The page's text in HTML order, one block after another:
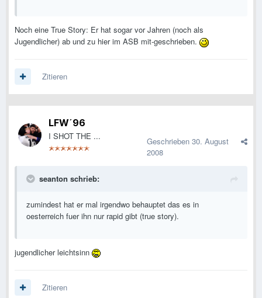
Noch eine True Story: Er hat sogar vor Jahren (noch als
Jugendlicher) ab und zu hier im ASB mit-geschrieben.
Zitieren
LFW´96
I SHOT THE ... Geschrieben 30. August
2008
seanton schrieb:
zumindest hat er mal irgendwo behauptet das es in
oesterreich fuer ihn nur rapid gibt (true story).
jugendlicher leichtsinn
Zitieren